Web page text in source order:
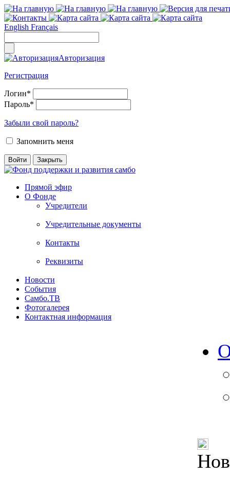
English Français
Авторизация
Регистрация
Логин*
Пароль*
Забыли свой пароль?
Запомнить меня
Прямой эфир
О Фонде
Учредители
Учредительные документы
Контакты
Реквизиты
Новости
События
Самбо.ТВ
Фотогалерея
Контактная информация